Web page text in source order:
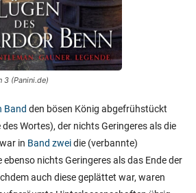
3 (Panini.de)
Band den bösen König abgefrühstückt
Wortes), der nichts Geringeres als die
in Band zweidie (verbannte)
nichts Geringeres als das Ende der
auch diese geplättet war, waren